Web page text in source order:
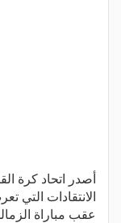
أصدر اتحاد كرة
الانتقادات التي
عقب مباراة